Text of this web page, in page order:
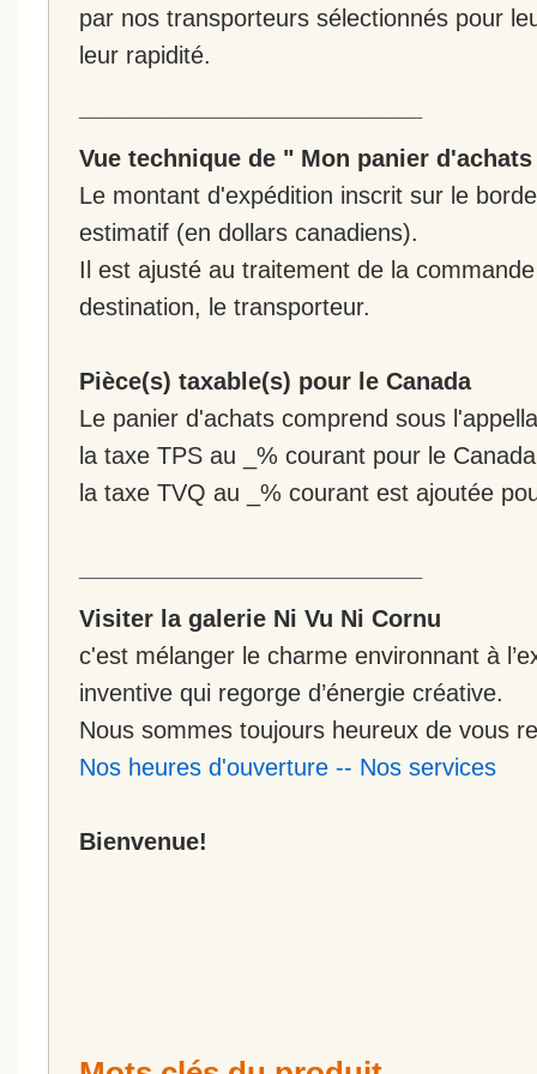
par nos transporteurs sélectionnés pour
leur rapidité.
Vue technique de " Mon panier
Le montant d'expédition inscrit sur le
estimatif (en dollars canadiens).
Il est ajusté au traitement de la
destination, le transporteur.
Pièce(s) taxable(s) pour le Canada
Le panier d'achats comprend sous
la taxe TPS au _% courant pour le
la taxe TVQ au _% courant est ajoutée
Visiter la galerie Ni Vu Ni Cornu
c'est mélanger le charme environnant à
inventive qui regorge d’énergie créative.
Nous sommes toujours heureux de vous
Nos heures d'ouverture -- Nos services
Bienvenue!